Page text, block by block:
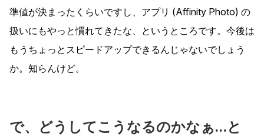
準値が決まったくらいですし、アプリ (Affinity Photo) の
扱いにもやっと慣れてきたな、というところです。今後は
もうちょっとスピードアップできるんじゃないでしょう
か。知らんけど。
で、どうしてこうなるのかなぁ…と